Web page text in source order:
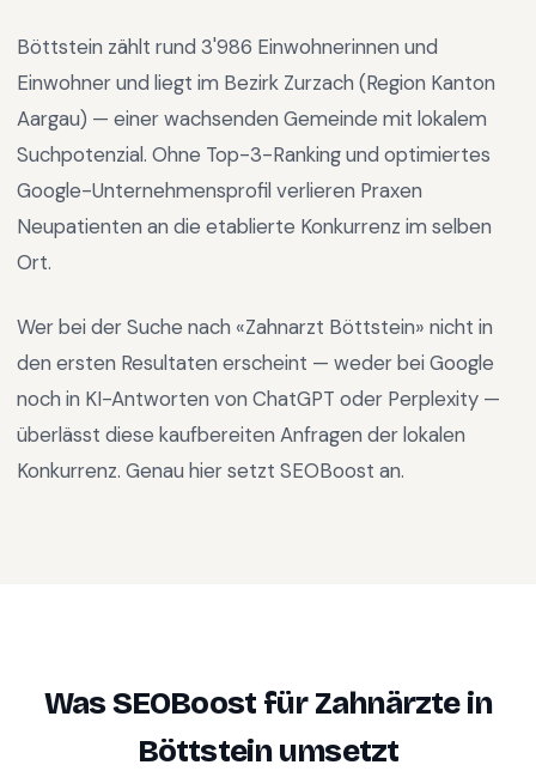
Böttstein zählt rund 3'986 Einwohnerinnen und
Einwohner und liegt im Bezirk Zurzach (Region Kanton
Aargau) — einer wachsenden Gemeinde mit lokalem
Suchpotenzial. Ohne Top-3-Ranking und optimiertes
Google-Unternehmensprofil verlieren Praxen
Neupatienten an die etablierte Konkurrenz im selben
Ort.
Wer bei der Suche nach «Zahnarzt Böttstein» nicht in
den ersten Resultaten erscheint — weder bei Google
noch in KI-Antworten von ChatGPT oder Perplexity —
überlässt diese kaufbereiten Anfragen der lokalen
Konkurrenz. Genau hier setzt SEOBoost an.
Was SEOBoost fürZahnärztein
Böttsteinumsetzt